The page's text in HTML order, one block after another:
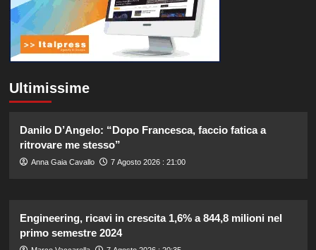
Ultimissime
Danilo D’Angelo: “Dopo Francesca, faccio fatica a
ritrovare me stesso”
Anna Gaia Cavallo 7 Agosto 2026 : 21:00
Engineering, ricavi in crescita 1,6% a 844,8 milioni nel
primo semestre 2024